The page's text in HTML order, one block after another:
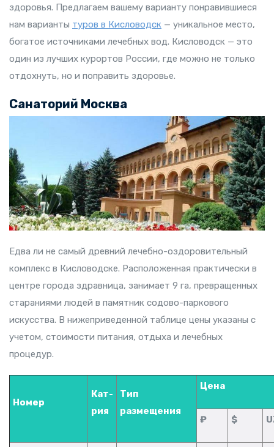
здоровья. Предлагаем вашему варианту понравившиеся
нам варианты туров в Кисловодск — уникальное место,
богатое источниками лечебных вод. Кисловодск — это
один из лучших курортов России, где можно не только
отдохнуть, но и поправить здоровье.
Санаторий Москва
Едва ли не самый древний лечебно-оздоровительный
комплекс в Кисловодске. Расположенная практически в
центре города здравница, занимает 9 га, превращенных
стараниями людей в памятник содово-паркового
искусства. В нижеприведенной таблице цены указаны с
учетом, стоимости питания, отдыха и лечебных
процедур.
Номер
Кат-
рия
Тип
размещения
Цена
₽ $